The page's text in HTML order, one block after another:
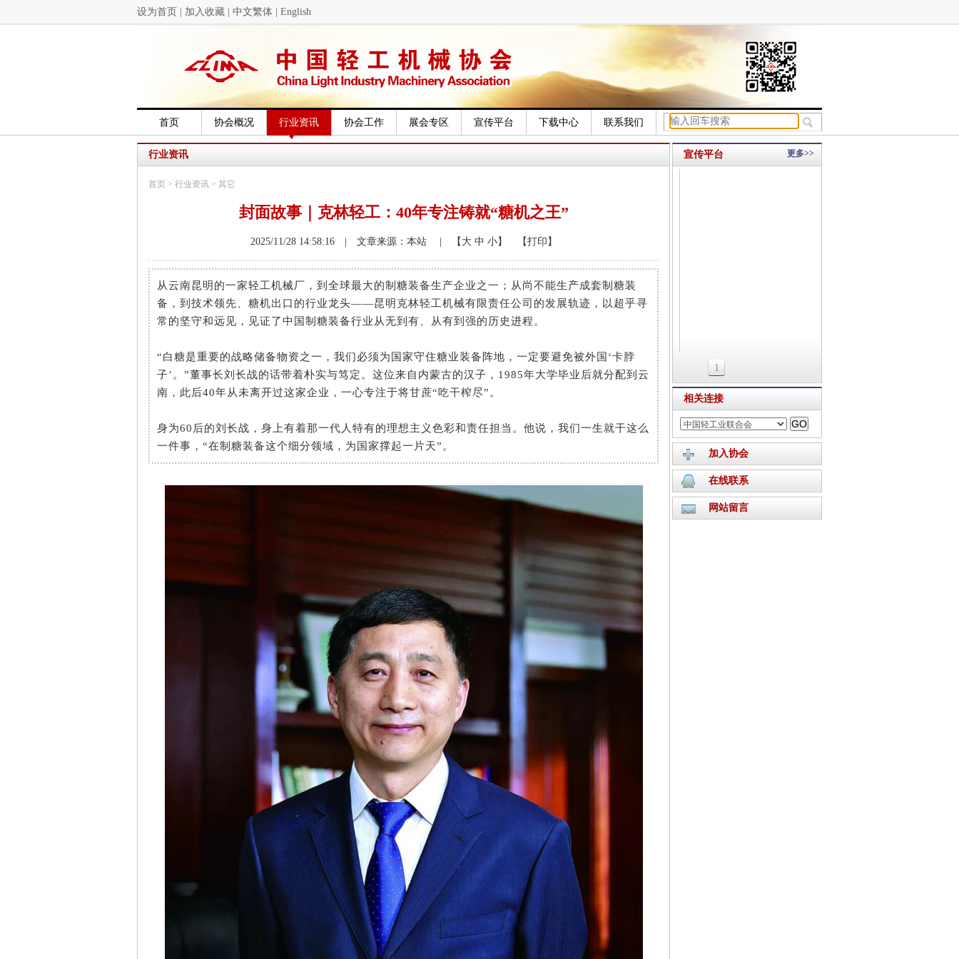
设为首页 加入收藏 中文繁体 English
首页 协会概况 行业资讯 协会工作 展会专区 宣传平台 下载中心 联系我们
宣传平台 更多>>
1
相关连接
加入协会
在线联系
网站留言
行业资讯
首页 > 行业资讯 > 其它
封面故事｜克林轻工：40年专注铸就“糖机之王”
2025/11/28 14:58:16 | 文章来源：本站 | 【大中 小】 【打印】
从云南昆明的一家轻工机械厂，到全球最大的制糖装备生产企业之一；从尚不能生产成套制糖装
备，到技术领先、糖机出口的行业龙头——昆明克林轻工机械有限责任公司的发展轨迹，以超乎寻
常的坚守和远见，见证了中国制糖装备行业从无到有、从有到强的历史进程。
“白糖是重要的战略储备物资之一，我们必须为国家守住糖业装备阵地，一定要避免被外国‘卡脖
子’。”董事长刘长战的话带着朴实与笃定。这位来自内蒙古的汉子，1985年大学毕业后就分配到云
南，此后40年从未离开过这家企业，一心专注于将甘蔗“吃干榨尽”。
身为60后的刘长战，身上有着那一代人特有的理想主义色彩和责任担当。他说，我们一生就干这么
一件事，“在制糖装备这个细分领域，为国家撑起一片天”。